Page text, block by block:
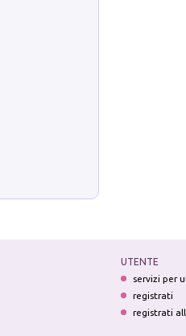
UTENTE
servizi per
registrati
registrati